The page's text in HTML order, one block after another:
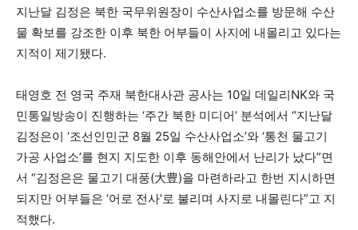
지난달 김정은 북한 국무위원장이 수산사업소를 방문해 수산
물 확보를 강조한 이후 북한 어부들이 사지에 내몰리고 있다는
지적이 제기됐다.
태영호 전 영국 주재 북한대사관 공사는 10일 데일리NK와 국
민통일방송이 진행하는 ‘주간 북한 미디어’ 분석에서 “지난달
김정은이 ‘조선인민군 8월 25일 수산사업소’와 ‘통천 물고기
가공 사업소’를 현지 지도한 이후 동해안에서 난리가 났다”면
서 “김정은은 물고기 대풍(大豊)을 마련하라고 한번 지시하면
되지만 어부들은 ‘어로 전사’로 불리며 사지로 내몰린다”고 지
적했다.